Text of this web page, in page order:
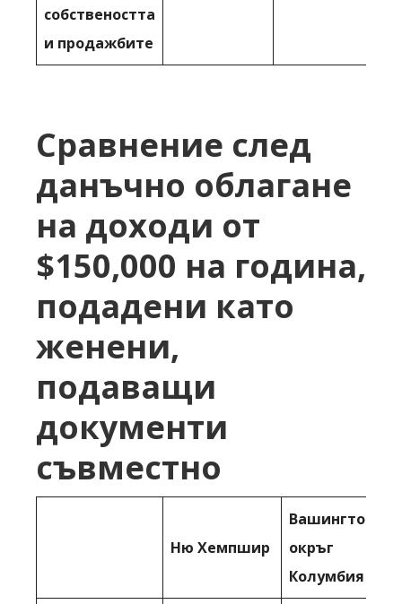
собствеността
и продажбите
Сравнение след
данъчно облагане
на доходи от
$150,000 на година,
подадени като
женени,
подаващи
документи
съвместно
Ню Хемпшир
Вашингтон,
окръг
Колумбия